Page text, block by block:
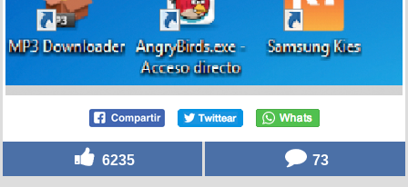
6235 73